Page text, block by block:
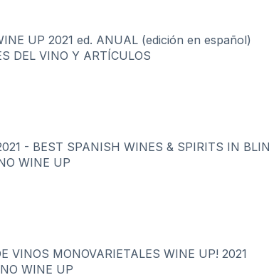
UP 2021 ed. ANUAL (edición en español)
DEL VINO Y ARTÍCULOS
- BEST SPANISH WINES & SPIRITS IN
WINE UP
VINOS MONOVARIETALES WINE UP! 2021
WINE UP